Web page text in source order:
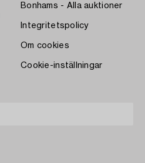
Bonhams - Alla auktioner
Integritetspolicy
Om cookies
Cookie-inställningar